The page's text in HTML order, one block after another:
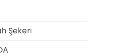
Şekeri